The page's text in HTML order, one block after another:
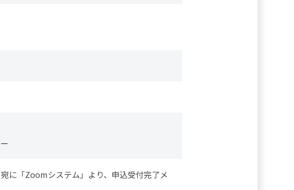
に「Zoomシステム」より、申込受付完了メ